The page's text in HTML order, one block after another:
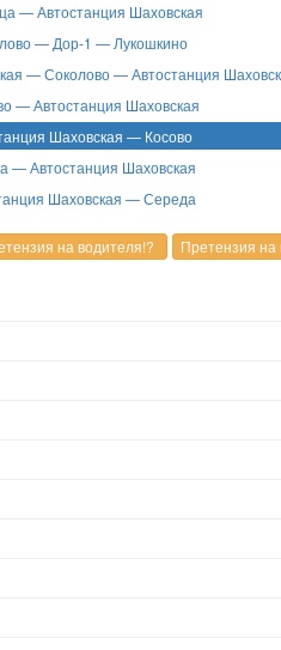
— Автостанция Шаховская
— Дор-1 — Лукошкино
— Соколово — Автостанция
— Автостанция Шаховская
Шаховская — Косово
— Автостанция Шаховская
Шаховская — Середа